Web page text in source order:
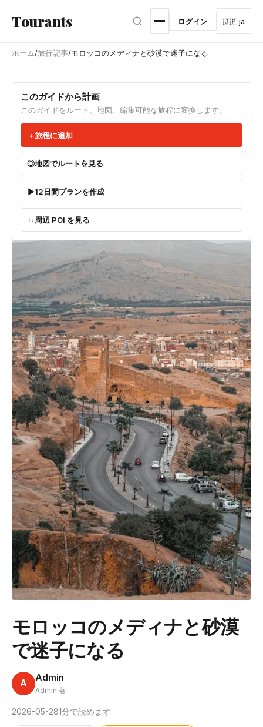
Tourants ログイン 🇯🇵 ja
ホーム/旅行記事/モロッコのメディナと砂漠で迷子になる
このガイドから計画
このガイドをルート、地図、編集可能な旅程に変換します。
旅程に追加
地図でルートを見る
12日間プランを作成
周辺 POI を見る
モロッコのメディナと砂漠
で迷子になる
A Admin
Admin 著
2026-05-281分で読めます